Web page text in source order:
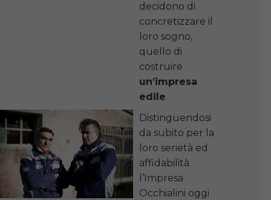
decidono di
concretizzare il
loro sogno,
quello di
costruire
un’impresa
edile.
Distinguendosi
da subito per la
loro serietà ed
affidabilità
l’Impresa
Occhialini oggi